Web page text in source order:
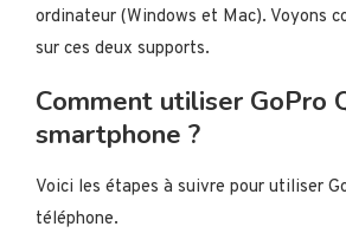
ordinateur (Windows et Mac). Voyons
sur ces deux supports.
Comment utiliser GoPro
smartphone ?
Voici les étapes à suivre pour utiliser
téléphone.